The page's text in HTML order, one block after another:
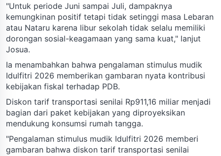
"Untuk periode Juni sampai Juli, dampaknya
kemungkinan positif tetapi tidak setinggi masa Lebaran
atau Nataru karena libur sekolah tidak selalu memiliki
dorongan sosial-keagamaan yang sama kuat," lanjut
Josua.
Ia menambahkan bahwa pengalaman stimulus mudik
Idulfitri 2026 memberikan gambaran nyata kontribusi
kebijakan fiskal terhadap PDB.
Diskon tarif transportasi senilai Rp911,16 miliar menjadi
bagian dari paket kebijakan yang diproyeksikan
mendukung konsumsi rumah tangga.
"Pengalaman stimulus mudik Idulfitri 2026 memberi
gambaran bahwa diskon tarif transportasi senilai